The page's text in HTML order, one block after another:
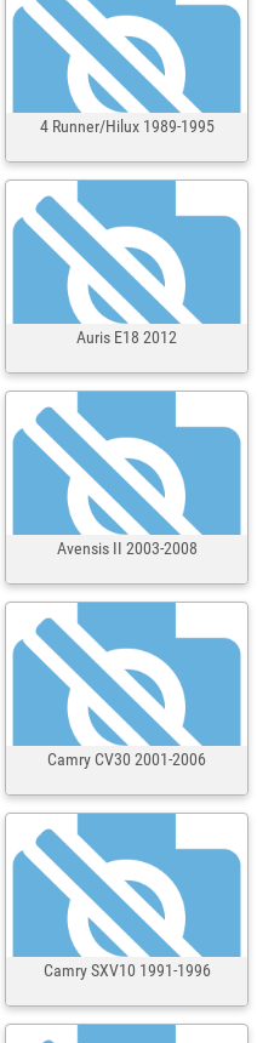
4 Runner/Hilux 1989-1995
Auris E18 2012
Avensis II 2003-2008
Camry CV30 2001-2006
Camry SXV10 1991-1996